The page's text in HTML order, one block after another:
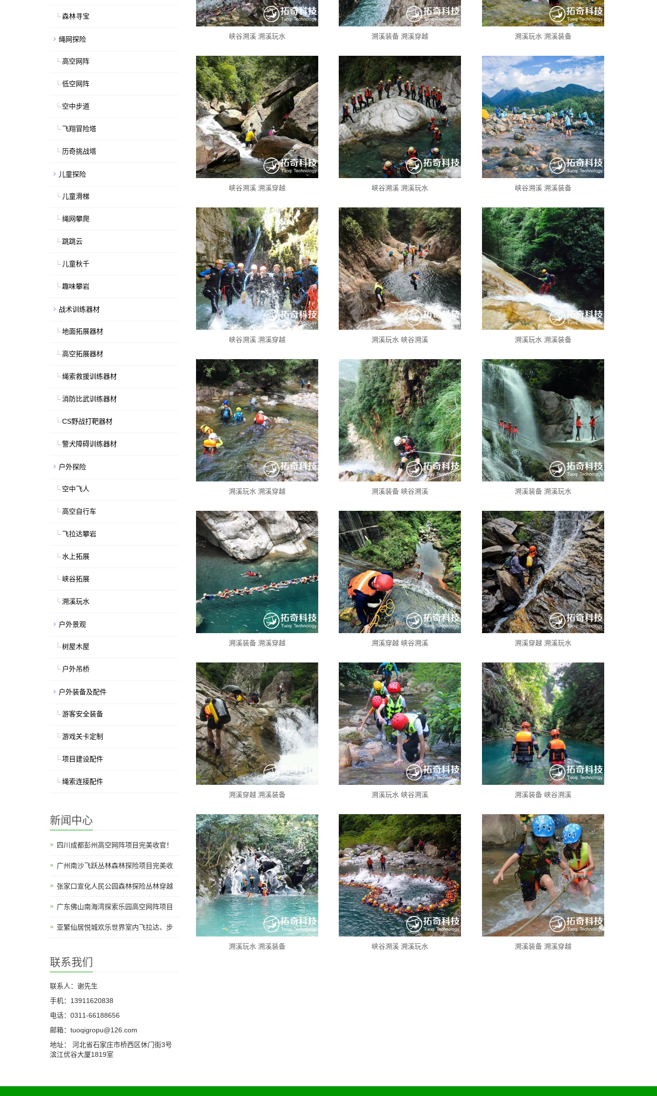
峡谷溯溪 溯溪玩水 溯溪装备 溯溪穿越 溯溪玩水 溯溪装备
峡谷溯溪 溯溪穿越 峡谷溯溪 溯溪玩水 峡谷溯溪 溯溪装备
峡谷溯溪 溯溪穿越 溯溪玩水 峡谷溯溪 溯溪玩水 溯溪装备
溯溪玩水 溯溪穿越 溯溪装备 峡谷溯溪 溯溪装备 溯溪玩水
溯溪装备 溯溪穿越 溯溪穿越 峡谷溯溪 溯溪穿越 溯溪玩水
溯溪穿越 溯溪装备 溯溪玩水 峡谷溯溪 溯溪装备 峡谷溯溪
溯溪玩水 溯溪装备 峡谷溯溪 溯溪玩水 溯溪装备 溯溪穿越
森林寻宝
绳网探险
高空网阵
低空网阵
空中步道
飞翔冒险塔
历奇挑战塔
儿童探险
儿童滑梯
绳网攀爬
跳跳云
儿童秋千
趣味攀岩
战术训练器材
地面拓展器材
高空拓展器材
绳索救援训练器材
消防比武训练器材
CS野战打靶器材
警犬障碍训练器材
户外探险
空中飞人
高空自行车
飞拉达攀岩
水上拓展
峡谷拓展
溯溪玩水
户外景观
树屋木屋
户外吊桥
户外装备及配件
游客安全装备
游戏关卡定制
项目建设配件
绳索连接配件
新闻中心
四川成都彭州高空网阵项目完美收官！
广州南沙飞跃丛林森林探险项目完美收
张家口宣化人民公园森林探险丛林穿越
广东佛山南海湾探索乐园高空网阵项目
亚繁仙居悦城欢乐世界室内飞拉达、步
联系我们
联系人：谢先生
手机：13911620838
电话：0311-66188656
邮箱：tuoqigropu@126.com
地址： 河北省石家庄市桥西区休门街3号
滨江优谷大厦1819室